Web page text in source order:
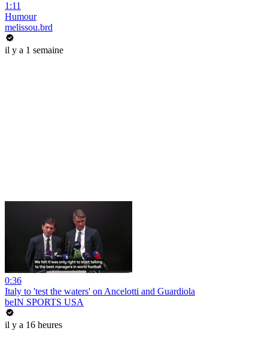
1:11
Humour
melissou.brd
il y a 1 semaine
0:36
Italy to 'test the waters' on Ancelotti and Guardiola
beIN SPORTS USA
il y a 16 heures